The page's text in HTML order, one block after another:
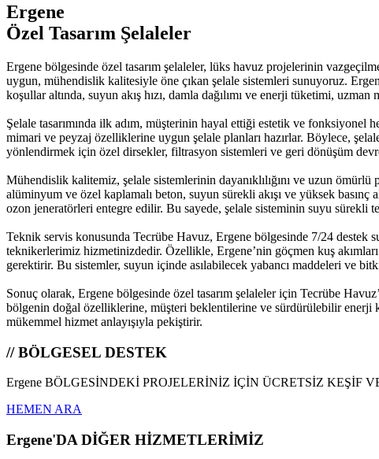
Ergene
Özel Tasarım Şelaleler
Ergene bölgesinde özel tasarım şelaleler, lüks havuz projelerinin
uygun, mühendislik kalitesiyle öne çıkan şelale sistemleri sunuyoruz.
koşullar altında, suyun akış hızı, damla dağılımı ve enerji tüketimi,
Şelale tasarımında ilk adım, müşterinin hayal ettiği estetik ve
mimari ve peyzaj özelliklerine uygun şelale planları hazırlar. Böylece,
yönlendirmek için özel dirsekler, filtrasyon sistemleri ve geri dönüşüm
Mühendislik kalitemiz, şelale sistemlerinin dayanıklılığını ve uzun
alüminyum ve özel kaplamalı beton, suyun sürekli akışı ve yüksek
ozon jeneratörleri entegre edilir. Bu sayede, şelale sisteminin suyu sürekli
Teknik servis konusunda Tecrübe Havuz, Ergene bölgesinde 7/24
teknikerlerimiz hizmetinizdedir. Özellikle, Ergene’nin göçmen kuş
gerektirir. Bu sistemler, suyun içinde asılabilecek yabancı maddeleri ve
Sonuç olarak, Ergene bölgesinde özel tasarım şelaleler için Tecrübe
bölgenin doğal özelliklerine, müşteri beklentilerine ve sürdürülebilir enerji
mükemmel hizmet anlayışıyla pekiştirir.
// BÖLGESEL DESTEK
Ergene BÖLGESİNDEKİ PROJELERİNİZ İÇİN ÜCRETSİZ KEŞİF
HEMEN ARA
Ergene'DA DİĞER HİZMETLERİMİZ